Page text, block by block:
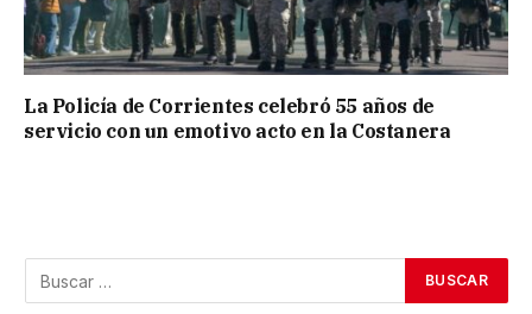
La Policía de Corrientes celebró 55 años de
servicio con un emotivo acto en la Costanera